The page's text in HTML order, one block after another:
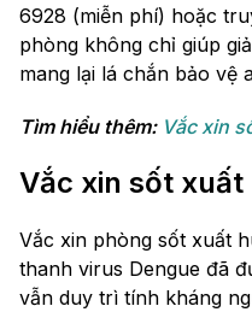
6928 (miễn phí) hoặc
phòng không chỉ giúp
mang lại lá chắn bảo vệ
Tìm hiểu thêm: Vắc xin
Vắc xin sốt
Vắc xin phòng sốt xuất
thanh virus Dengue đã
vẫn duy trì tính kháng